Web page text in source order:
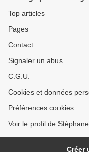
Top articles
Pages
Contact
Signaler un abus
C.G.U.
Cookies et données
Préférences cookies
Voir le profil de
Créer